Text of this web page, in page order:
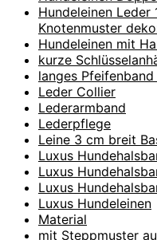
Hundeleinen
Knotenmuster
Hundeleinen mit
kurze
langes
Leder Collier
Lederarmband
Lederpflege
Leine 3 cm breit
Luxus
Luxus
Luxus
Luxus Hundeleinen
Material
mit Steppmuster